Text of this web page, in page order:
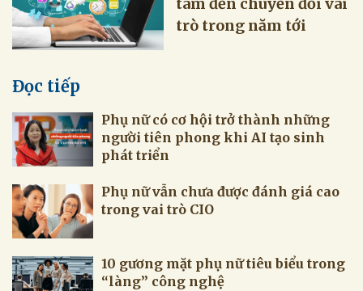
tâm đến chuyển đổi vai
trò trong năm tới
Đọc tiếp
Phụ nữ có cơ hội trở thành những
người tiên phong khi AI tạo sinh
phát triển
Phụ nữ vẫn chưa được đánh giá cao
trong vai trò CIO
10 gương mặt phụ nữ tiêu biểu trong
“làng” công nghệ